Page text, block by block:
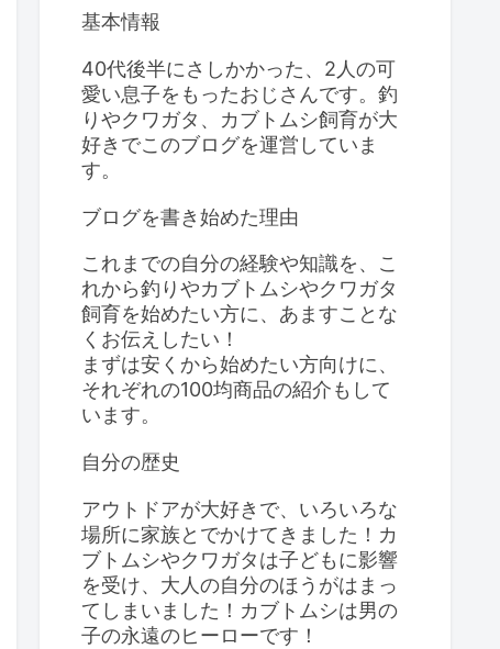
基本情報
40代後半にさしかかった、2人の可
愛い息子をもったおじさんです。釣
りやクワガタ、カブトムシ飼育が大
好きでこのブログを運営していま
す。
ブログを書き始めた理由
これまでの自分の経験や知識を、こ
れから釣りやカブトムシやクワガタ
飼育を始めたい方に、あますことな
くお伝えしたい！
まずは安くから始めたい方向けに、
それぞれの100均商品の紹介もして
います。
自分の歴史
アウトドアが大好きで、いろいろな
場所に家族とでかけてきました！カ
ブトムシやクワガタは子どもに影響
を受け、大人の自分のほうがはまっ
てしまいました！カブトムシは男の
子の永遠のヒーローです！